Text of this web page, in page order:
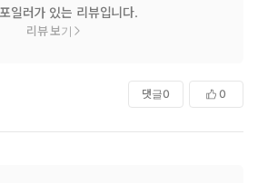
일러가 있는 리뷰입니다.
리뷰 보기
댓글0 0